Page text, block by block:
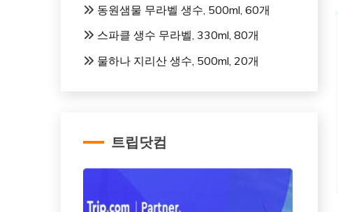
동원샘물 무라벨 생수, 500ml, 60개
스파클 생수 무라벨, 330ml, 80개
물하나 지리산 생수, 500ml, 20개
트립닷컴